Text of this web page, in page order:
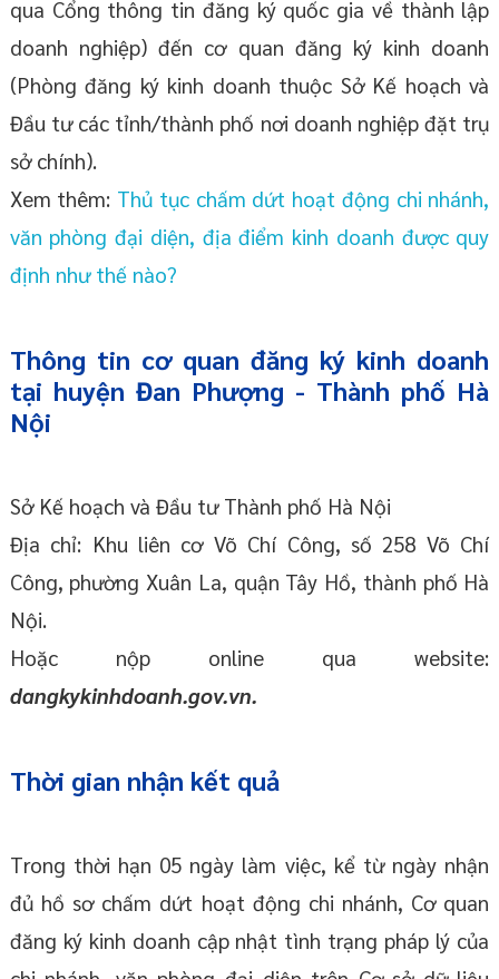
qua Cổng thông tin đăng ký quốc gia về thành lập
doanh nghiệp) đến cơ quan đăng ký kinh doanh
(Phòng đăng ký kinh doanh thuộc Sở Kế hoạch và
Đầu tư các tỉnh/thành phố nơi doanh nghiệp đặt trụ
sở chính).
Xem thêm: Thủ tục chấm dứt hoạt động chi nhánh,
văn phòng đại diện, địa điểm kinh doanh được quy
định như thế nào?
Thông tin cơ quan đăng ký kinh doanh
tại huyện Đan Phượng - Thành phố Hà
Nội
Sở Kế hoạch và Đầu tư Thành phố Hà Nội
Địa chỉ: Khu liên cơ Võ Chí Công, số 258 Võ Chí
Công, phường Xuân La, quận Tây Hồ, thành phố Hà
Nội.
Hoặc nộp online qua website:
dangkykinhdoanh.gov.vn.
Thời gian nhận kết quả
Trong thời hạn 05 ngày làm việc, kể từ ngày nhận
đủ hồ sơ chấm dứt hoạt động chi nhánh, Cơ quan
đăng ký kinh doanh cập nhật tình trạng pháp lý của